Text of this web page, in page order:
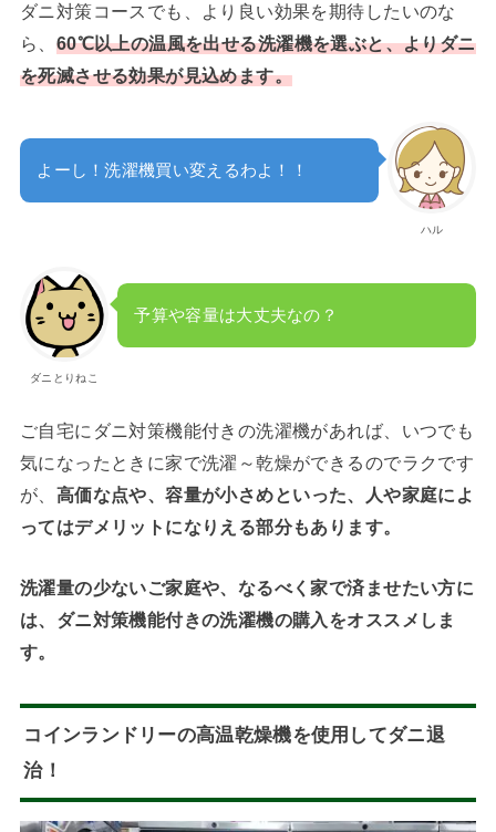
ダニ対策コースでも、より良い効果を期待したいのな
ら、 60℃以上の温風を出せる洗濯機を選ぶと、よりダニ
を死滅させる効果が見込めます。
ハル
よーし！洗濯機買い変えるわよ！！
ダニとりねこ
予算や容量は大丈夫なの？
ご自宅にダニ対策機能付きの洗濯機があれば、いつでも
気になったときに家で洗濯～乾燥ができるのでラクです
が、 高価な点や、容量が小さめといった、人や家庭によ
ってはデメリットになりえる部分もあります。
洗濯量の少ないご家庭や、なるべく家で済ませたい方に
は、ダニ対策機能付きの洗濯機の購入をオススメしま
す。
コインランドリーの高温乾燥機を使用してダニ退
治！